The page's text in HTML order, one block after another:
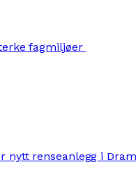
fagmiljøer
nytt renseanlegg i